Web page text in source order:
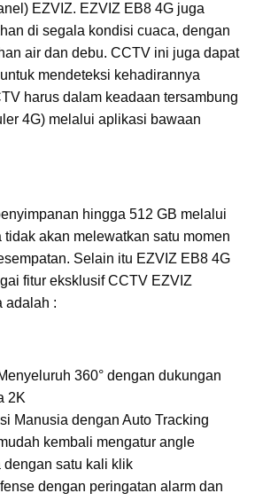
EZVIZ. EZVIZ EB8 4G juga
di segala kondisi cuaca, dengan
air dan debu. CCTV ini juga dapat
mendeteksi kehadirannya
harus dalam keadaan tersambung
4G) melalui aplikasi bawaan
hingga 512 GB melalui
tidak akan melewatkan satu momen
Selain itu EZVIZ EB8 4G
fitur eksklusif CCTV EZVIZ
adalah :
360° dengan dukungan
2K
Manusia dengan Auto Tracking
kembali mengatur angle
dengan satu kali klik
dengan peringatan alarm dan